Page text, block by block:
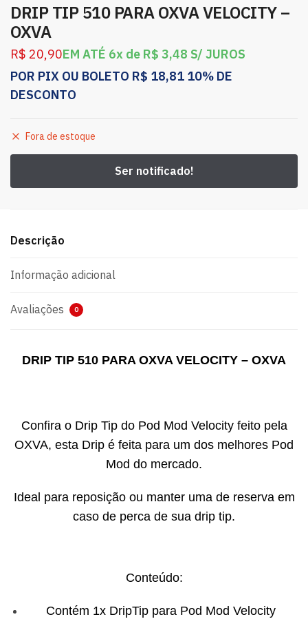
DRIP TIP 510 PARA OXVA VELOCITY –
OXVA
R$ 20,90EM ATÉ 6x de R$ 3,48 S/ JUROS
POR PIX OU BOLETO R$ 18,81 10% DE
DESCONTO
Fora de estoque
Descrição
Informação adicional
Avaliações 0
DRIP TIP 510 PARA OXVA VELOCITY – OXVA
Confira o Drip Tip do Pod Mod Velocity feito pela
OXVA, esta Drip é feita para um dos melhores Pod
Mod do mercado.
Ideal para reposição ou manter uma de reserva em
caso de perca de sua drip tip.
Conteúdo:
Contém 1x DripTip para Pod Mod Velocity